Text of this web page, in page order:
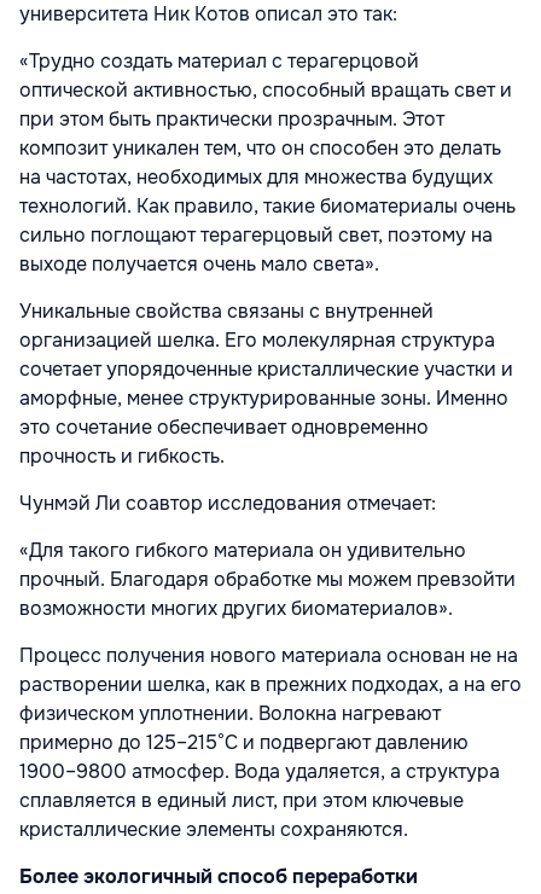
университета Ник Котов описал это так:
«Трудно создать материал с терагерцовой
оптической активностью, способный вращать свет и
при этом быть практически прозрачным. Этот
композит уникален тем, что он способен это делать
на частотах, необходимых для множества будущих
технологий. Как правило, такие биоматериалы очень
сильно поглощают терагерцовый свет, поэтому на
выходе получается очень мало света».
Уникальные свойства связаны с внутренней
организацией шелка. Его молекулярная структура
сочетает упорядоченные кристаллические участки и
аморфные, менее структурированные зоны. Именно
это сочетание обеспечивает одновременно
прочность и гибкость.
Чунмэй Ли соавтор исследования отмечает:
«Для такого гибкого материала он удивительно
прочный. Благодаря обработке мы можем превзойти
возможности многих других биоматериалов».
Процесс получения нового материала основан не на
растворении шелка, как в прежних подходах, а на его
физическом уплотнении. Волокна нагревают
примерно до 125–215°C и подвергают давлению
1900–9800 атмосфер. Вода удаляется, а структура
сплавляется в единый лист, при этом ключевые
кристаллические элементы сохраняются.
Более экологичный способ переработки